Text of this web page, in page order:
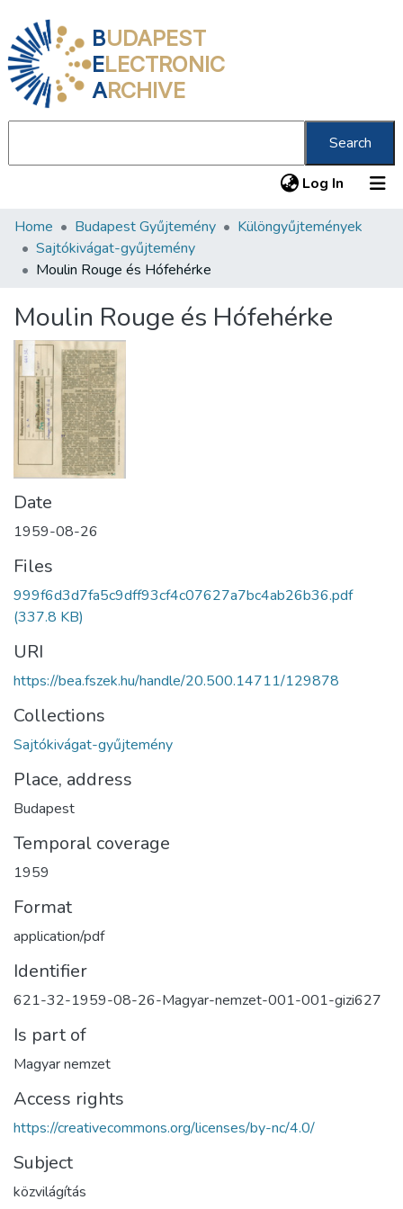
BUDAPEST
ELECTRONIC
ARCHIVE
Search
Log In (current)
Communities & Collections
All of DSpace
About us
Home Budapest Gyűjtemény
Különgyűjtemények
Sajtókivágat-gyűjtemény
Moulin Rouge és Hófehérke
Moulin Rouge és Hófehérke
Date
1959-08-26
Files
999f6d3d7fa5c9dff93cf4c07627a7bc4ab26b36.pdf
(337.8 KB)
URI
https://bea.fszek.hu/handle/20.500.14711/129878
Collections
Sajtókivágat-gyűjtemény
Place, address
Budapest
Temporal coverage
1959
Format
application/pdf
Identifier
621-32-1959-08-26-Magyar-nemzet-001-001-gizi627
Is part of
Magyar nemzet
Access rights
https://creativecommons.org/licenses/by-nc/4.0/
Subject
közvilágítás